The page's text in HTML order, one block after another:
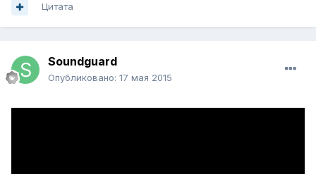
Цитата
Soundguard
Опубликовано: 17 мая 2015